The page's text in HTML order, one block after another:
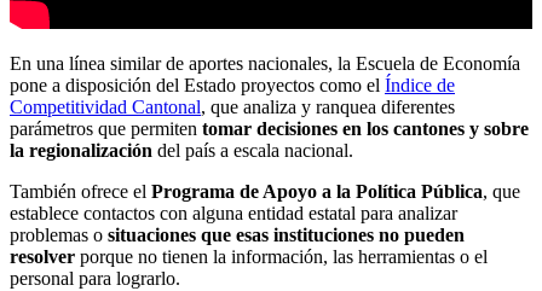
En una línea similar de aportes nacionales, la Escuela de Economía
pone a disposición del Estado proyectos como el Índice de
Competitividad Cantonal, que analiza y ranquea diferentes
parámetros que permiten tomar decisiones en los cantones y sobre
la regionalización del país a escala nacional.
También ofrece el Programa de Apoyo a la Política Pública, que
establece contactos con alguna entidad estatal para analizar
problemas o situaciones que esas instituciones no pueden
resolver porque no tienen la información, las herramientas o el
personal para lograrlo.